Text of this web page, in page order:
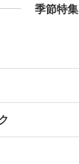
季節特集